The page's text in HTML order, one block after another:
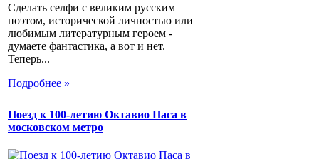
Сделать селфи с великим русским
поэтом, исторической личностью или
любимым литературным героем -
думаете фантастика, а вот и нет.
Теперь...
Подробнее »
Поезд к 100-летию Октавио Паса в
московском метро